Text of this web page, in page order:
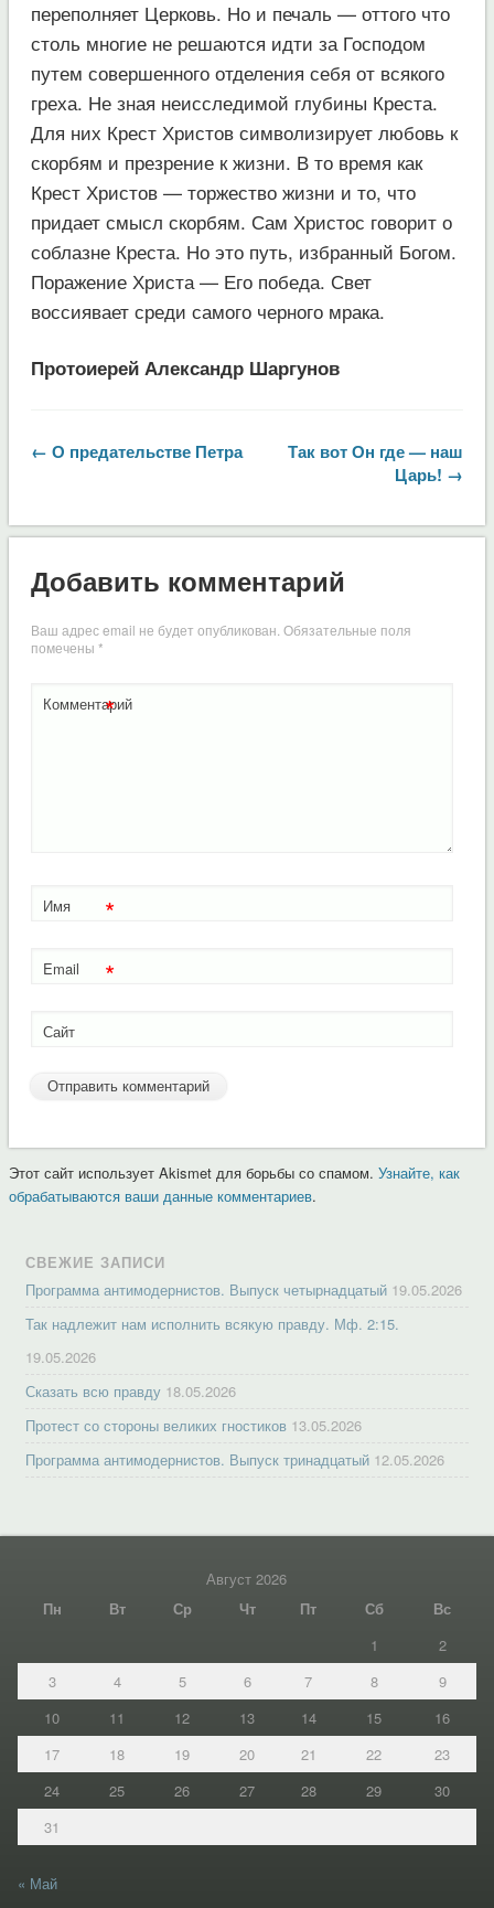
переполняет Церковь. Но и печаль — оттого что
столь многие не решаются идти за Господом
путем совершенного отделения себя от всякого
греха. Не зная неисследимой глубины Креста.
Для них Крест Христов символизирует любовь к
скорбям и презрение к жизни. В то время как
Крест Христов — торжество жизни и то, что
придает смысл скорбям. Сам Христос говорит о
соблазне Креста. Но это путь, избранный Богом.
Поражение Христа — Его победа. Свет
воссиявает среди самого черного мрака.
Протоиерей Александр Шаргунов
← О предательстве Петра
Так вот Он где — наш
Царь! →
Добавить комментарий
Ваш адрес email не будет опубликован.Обязательные поля
помечены *
Комментарий
*
Имя *
Email *
Сайт
Этот сайт использует Akismet для борьбы со спамом. Узнайте, как
обрабатываются ваши данные комментариев.
СВЕЖИЕ ЗАПИСИ
Программа антимодернистов. Выпуск четырнадцатый 19.05.2026
Так надлежит нам исполнить всякую правду. Мф. 2:15.
19.05.2026
Сказать всю правду 18.05.2026
Протест со стороны великих гностиков 13.05.2026
Программа антимодернистов. Выпуск тринадцатый 12.05.2026
Август 2026
Пн
Вт Ср Чт Пт Сб
Вс
1
2
3
4 5 6 7 8
9
10
11 12 13 14 15
16
17
18 19 20 21 22
23
24
25 26 27 28 29
30
31
« Май